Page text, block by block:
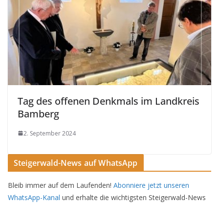
Tag des offenen Denkmals im Landkreis
Bamberg
2. September 2024
Steigerwald-News auf WhatsApp
Bleib immer auf dem Laufenden! Abonniere jetzt unseren
WhatsApp-Kanal und erhalte die wichtigsten Steigerwald-News